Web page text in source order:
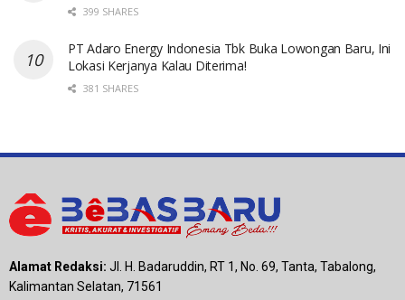
399 SHARES
PT Adaro Energy Indonesia Tbk Buka Lowongan Baru, Ini
Lokasi Kerjanya Kalau Diterima!
381 SHARES
Alamat Redaksi: Jl. H. Badaruddin, RT 1, No. 69, Tanta, Tabalong,
Kalimantan Selatan, 71561